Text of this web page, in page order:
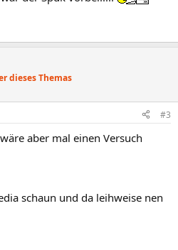
dieses Themas
#3
aber mal einen Versuch
schaun und da leihweise nen